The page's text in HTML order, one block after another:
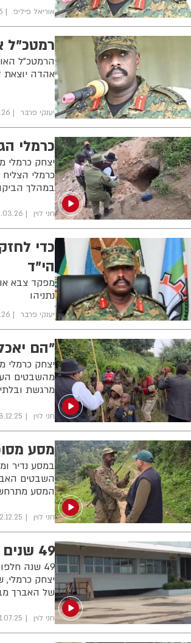
אוריאל פיליפ
רמטכ"ל
הרמטכ"ל
אהדה יוצאת
יענקי פרבר
כרמלי
יצחק כרמלי
כרמלי
במהלך
חני לוין
כדי
הי"ד
מפקד צבא
נתניהו
יענקי פרבר
"הם
יצחק כרמלי
מהשבטים
מרגשת
חני לוין
מסע
במסע נדיר
השבטים
המסע מתרחש
חני לוין
49 שנים למבצע אנטבה: סיפורו של החטוף מבני ברק
יצחק כרמלי,
של האברך
חני לוין